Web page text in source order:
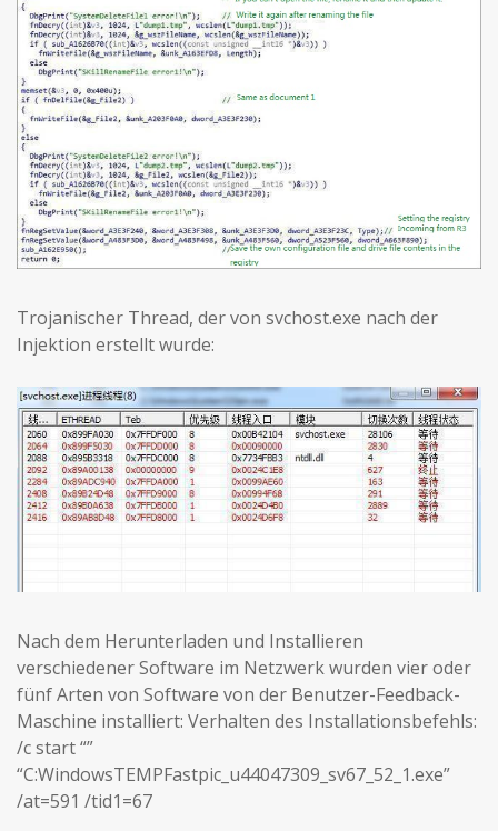
Trojanischer Thread, der von svchost.exe nach der
Injektion erstellt wurde:
Nach dem Herunterladen und Installieren
verschiedener Software im Netzwerk wurden vier oder
fünf Arten von Software von der Benutzer-Feedback-
Maschine installiert: Verhalten des Installationsbefehls:
/c start “”
“C:WindowsTEMPFastpic_u44047309_sv67_52_1.exe”
/at=591 /tid1=67